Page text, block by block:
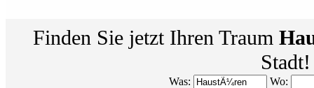
Finden Sie jetzt Ihren Traum
Stadt!
Was: Wo: